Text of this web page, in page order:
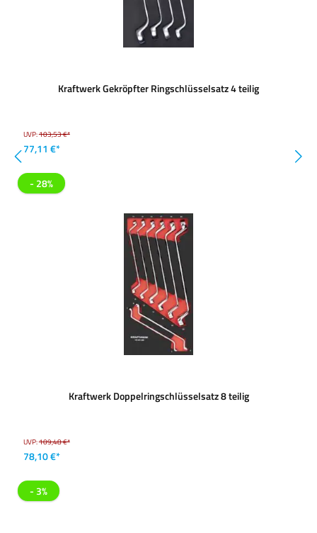
Kraftwerk Gekröpfter Ringschlüsselsatz 4 teilig
UVP:103,53 €*
77,11 €*
- 28%
Kraftwerk Doppelringschlüsselsatz 8 teilig
UVP:109,48 €*
78,10 €*
- 3%